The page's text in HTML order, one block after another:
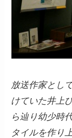
放送作家とし
けていた井上
ら辿り幼少時
タイルを作り